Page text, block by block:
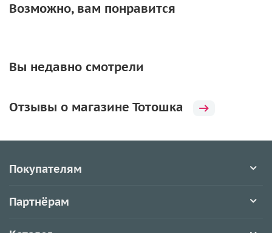
А
Возможно, вам понравится
Вы недавно смотрели
Отзывы о магазине Тотошка
Покупателям
Партнёрам